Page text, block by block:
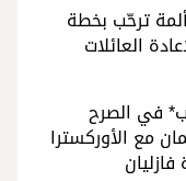
ترحّب بخطة
العائلات
في الصرح
مع الأوركسترا